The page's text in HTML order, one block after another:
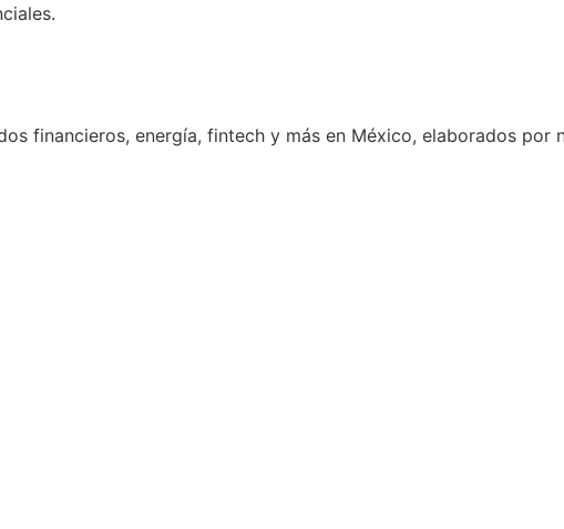
financieros, energía, fintech y más en México, elaborados por